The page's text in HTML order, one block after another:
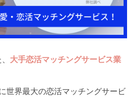
大手恋活マッチングサービス業
世界最大の恋活マッチングサービ